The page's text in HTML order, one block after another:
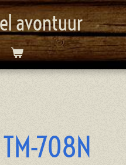
avontuur
708N